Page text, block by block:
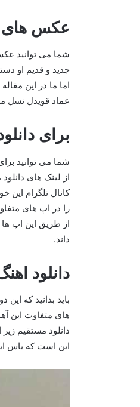
عکس های
شما می توانید عکس
جدید و قدیم او
اما ما در این
عماد قویدل نسل
برای
شما می توانید
از لینک های
کانال تلگرام این
را در اپ های
از طریق این اپ
داند.
دانلود
باید بدانید که
های متفاوت این
دانلود مستقیم
این است که یاس